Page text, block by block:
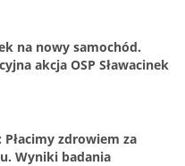
na nowy samochód.
akcja OSP Sławacinek
zdrowiem za
Wyniki badania